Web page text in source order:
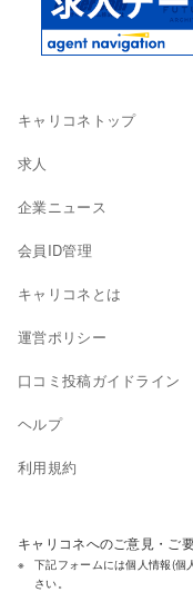
キャリコネトップ
求人
企業ニュース
会員ID管理
キャリコネとは
運営ポリシー
口コミ投稿ガイドライン
ヘルプ
利用規約
キャリコネへのご意見・ご
下記フォームには個人情報(個
さい。